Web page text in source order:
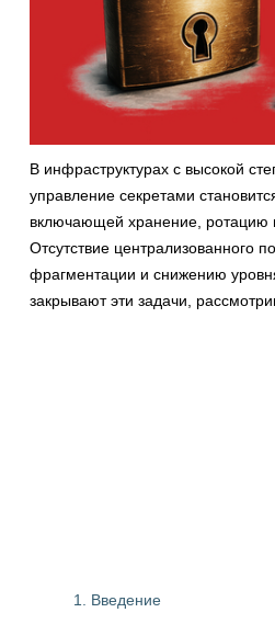
В инфраструктурах с высокой
управление секретами
включающей хранение, ротацию
Отсутствие централизованного
фрагментации и снижению
закрывают эти задачи,
1. Введение